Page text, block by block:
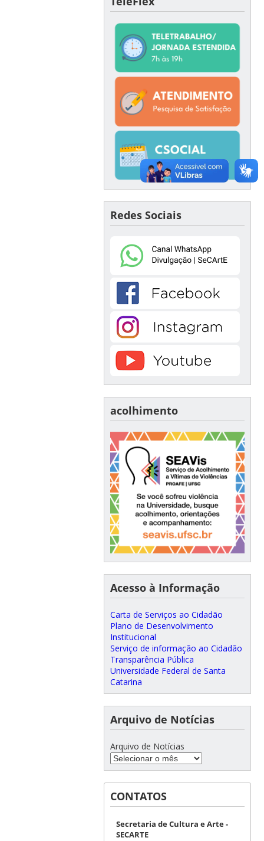
Redes Sociais
acolhimento
Acesso à Informação
Carta de Serviços ao Cidadão
Plano de Desenvolvimento
Institucional
Serviço de informação ao Cidadão
Transparência Pública
Universidade Federal de Santa
Catarina
Arquivo de Notícias
Arquivo de Notícias
CONTATOS
Secretaria de Cultura e Arte -
SECARTE